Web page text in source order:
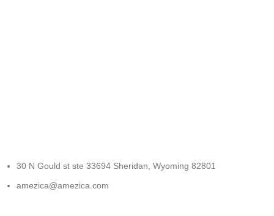
30 N Gould st ste 33694 Sheridan, Wyoming 82801
amezica@amezica.com